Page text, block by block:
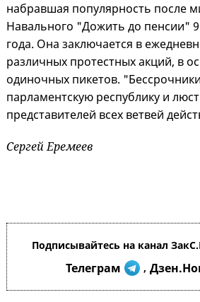
набравшая популярность после
Навального "Дожить до пенсии" 9
года. Она заключается в
различных протестных акций, в
одиночных пикетов.
парламентскую республику и
представителей всех ветвей
Сергей Еремеев
Подписывайтесь на канал
Телеграм ,